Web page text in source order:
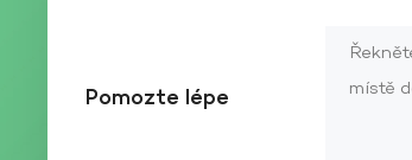
Pomozte lépe